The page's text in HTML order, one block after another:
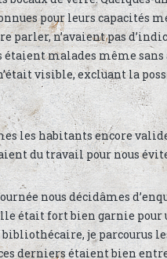
pour leurs capacités
parler, n’avaient pas
malades même sans
visible, excluant la
les habitants encore
du travail pour nous
nous décidâmes
était fort bien garnie
je parcourus
derniers étaient bien